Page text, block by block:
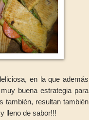
en la que además
buena estrategia para
también, resultan también
lleno de sabor!!!